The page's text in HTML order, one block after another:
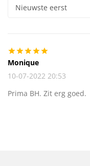
Monique
10-07-2022 20:53
Prima BH. Zit erg goed.